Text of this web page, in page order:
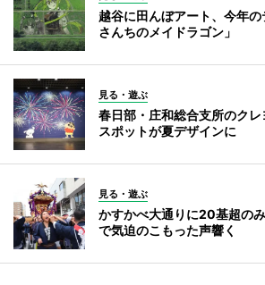
越谷に田んぼアート、今年
さんちのメイドラゴン」
見る・遊ぶ
春日部・庄和総合支所のク
スポットが夏デザインに
見る・遊ぶ
かすかべ大通りに20基超の
で気迫のこもった声響く